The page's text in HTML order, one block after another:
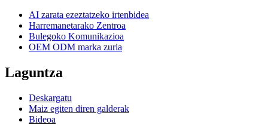
AI zarata ezeztatzeko irtenbidea
Harremanetarako Zentroa
Bulegoko Komunikazioa
OEM ODM marka zuria
Laguntza
Deskargatu
Maiz egiten diren galderak
Bideoa